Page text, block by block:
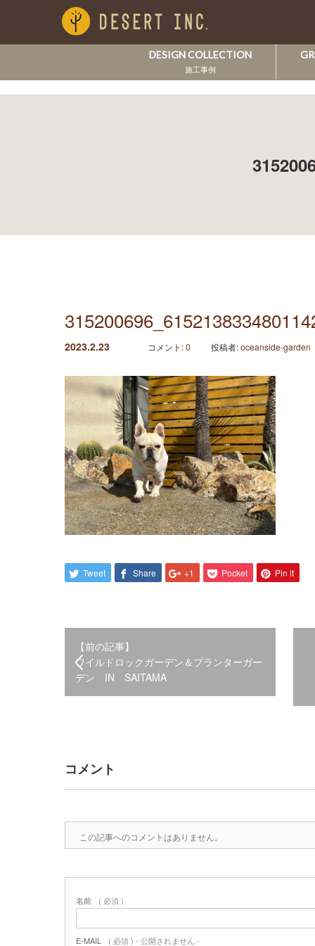
DESIGN COLLECTION
施工事例
2023.2.23 コメント:0 投稿者:oceanside-garden
Tweet Share +1 Pocket Pin it
【前の記事】
ワイルドロックガーデン＆プランターガー
デン IN SAITAMA
コメント
この記事へのコメントはありません。
名前 ( 必須 )
E-MAIL ( 必須 ) - 公開されません -